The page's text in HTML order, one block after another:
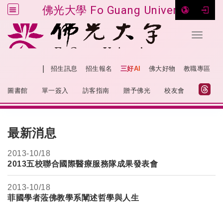
佛光大學 Fo Guang University
Toggle
跳到主要內容
招生訊息 招生報名 三好AI 佛大好物 教職專區
圖書館 單一簽入 訪客指南 贈予佛光 校友會
最新消息
2013-10/18
2013五校聯合國際醫療服務隊成果發表會
2013-10/18
菲國學者蒞佛教學系闡述哲學與人生